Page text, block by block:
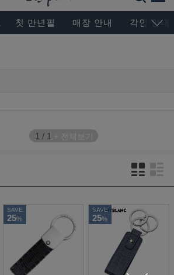
MASTERPIECE, SINCE 2004
첫 만년필 매장 안내 각인 안내
1 / 1 + 전체보기
SAVE
25%
SAVE
25%